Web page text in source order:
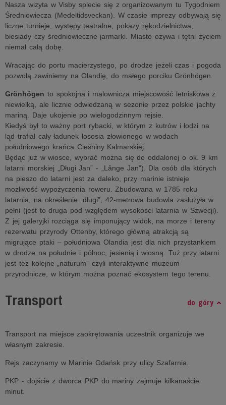
Nasza wizyta w Visby splecie się z organizowanym tu Tygodniem
Średniowiecza (Medeltidsveckan). W czasie imprezy odbywają się
liczne turnieje, występy teatralne, pokazy rękodzielnictwa,
biesiady czy średniowieczne jarmarki. Miasto ożywa i tętni życiem
niemal całą dobę.
Wracając do portu macierzystego, po drodze jeżeli czas i pogoda
pozwolą zawiniemy na Olandię, do małego porciku Grönhögen.
Grönhögen to spokojna i malownicza miejscowość letniskowa z
niewielką, ale licznie odwiedzaną w sezonie przez polskie jachty
mariną. Daje ukojenie po wielogodzinnym rejsie.
Kiedyś był to ważny port rybacki, w którym z kutrów i łodzi na
ląd trafiał cały ładunek łososia złowionego w wodach
południowego krańca Cieśniny Kalmarskiej.
Będąc już w wiosce, wybrać można się do oddalonej o ok. 9 km
latarni morskiej „Długi Jan” - „Långe Jan”). Dla osób dla których
na pieszo do latarni jest za daleko, przy marinie istnieje
możliwość wypożyczenia roweru. Zbudowana w 1785 roku
latarnia, na określenie „długi”, 42-metrowa budowla zasłużyła w
pełni (jest to druga pod względem wysokości latarnia w Szwecji).
Z jej galeryjki rozciąga się imponujący widok, na morze i tereny
rezerwatu przyrody Ottenby, którego główną atrakcją są
migrujące ptaki – południowa Olandia jest dla nich przystankiem
w drodze na południe i północ, jesienią i wiosną. Tuż przy latarni
jest też kolejne „naturum” czyli interaktywne muzeum
przyrodnicze, w którym można poznać ekosystem tego terenu.
Transport do góry
Transport na miejsce zaokrętowania uczestnik organizuje we
własnym zakresie.
Rejs zaczynamy w Marinie Gdańsk przy ulicy Szafarnia.
PKP - dojście z dworca PKP do mariny zajmuje kilkanaście
minut.